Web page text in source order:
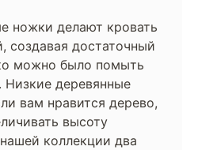
ножки делают кровать
создавая достаточный
можно было помыть
деревянные
вам нравится дерево,
высоту
коллекции два